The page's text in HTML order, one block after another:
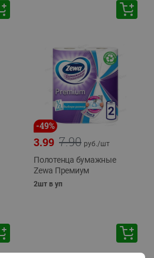
-49%
7.90
3.99 руб./шт
Полотенца бумажные
Zewa Премиум
2шт в уп